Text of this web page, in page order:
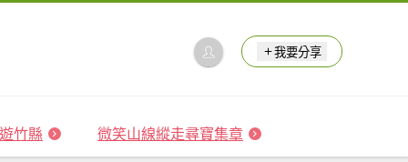
我要分享
竹縣 微笑山線縱走尋寶集章